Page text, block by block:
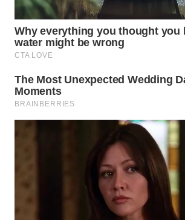
LAWAS
WN
SUMEDANG
WN
CIANJUR